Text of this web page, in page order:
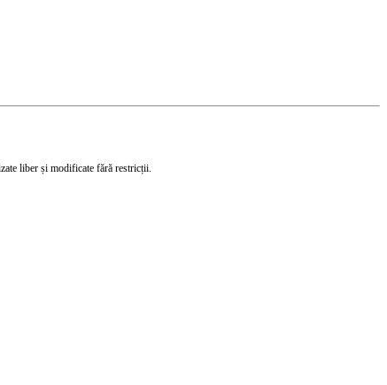
liber și modificate fără restricții.